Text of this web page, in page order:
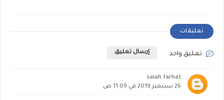
تعليقات
تعليق واحد إرسال تعليق
salah farhat
26 سبتمبر 2019 في 11:09 ص